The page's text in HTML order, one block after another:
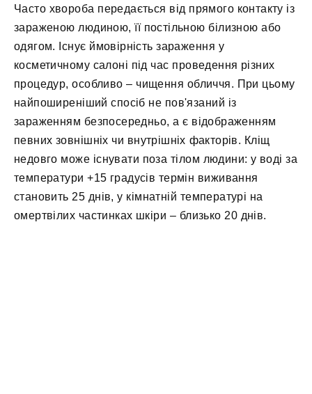
Часто хвороба передається від прямого контакту із
зараженою людиною, її постільною білизною або
одягом. Існує ймовірність зараження у
косметичному салоні під час проведення різних
процедур, особливо – чищення обличчя. При цьому
найпоширеніший спосіб не пов'язаний із
зараженням безпосередньо, а є відображенням
певних зовнішніх чи внутрішніх факторів. Кліщ
недовго може існувати поза тілом людини: у воді за
температури +15 градусів термін виживання
становить 25 днів, у кімнатній температурі на
омертвілих частинках шкіри – близько 20 днів.